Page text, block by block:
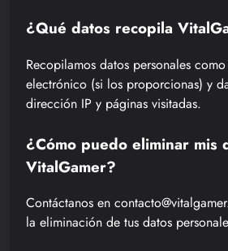
¿Qué datos recopila
Recopilamos datos personales
electrónico (si los proporcionas) y
dirección IP y páginas visitadas.
¿Cómo puedo eliminar mis
VitalGamer?
Contáctanos en
la eliminación de tus datos